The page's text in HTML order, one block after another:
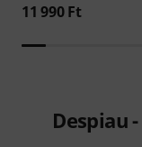
11 990 Ft
Despiau